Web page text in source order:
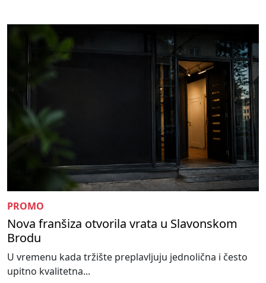
PROMO
Nova franšiza otvorila vrata u Slavonskom
Brodu
U vremenu kada tržište preplavljuju jednolična i često
upitno kvalitetna...